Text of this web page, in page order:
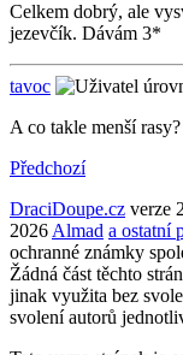
Celkem dobrý, ale
jezevčík. Dávám 3*
tavoc
A co takle menší rasy?
Předchozí
DraciDoupe.cz verze
2026 Almad a ostatní
ochranné známky
Žádná část těchto
jinak využita bez
svolení autorů